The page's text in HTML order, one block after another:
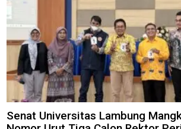
Senat Universitas Lambung